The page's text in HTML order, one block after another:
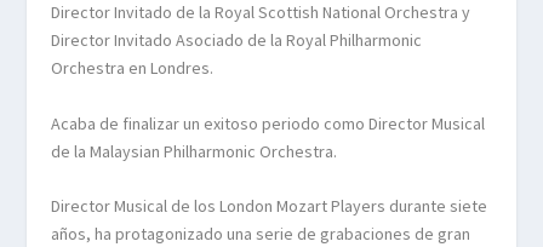
Director Invitado de la Royal Scottish National Orchestra y
Director Invitado Asociado de la Royal Philharmonic
Orchestra en Londres.
Acaba de finalizar un exitoso periodo como Director Musical
de la Malaysian Philharmonic Orchestra.
Director Musical de los London Mozart Players durante siete
años, ha protagonizado una serie de grabaciones de gran